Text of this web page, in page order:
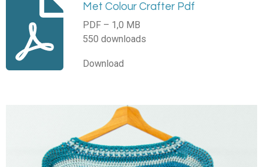
Met Colour Crafter Pdf
PDF – 1,0 MB
550 downloads
Download